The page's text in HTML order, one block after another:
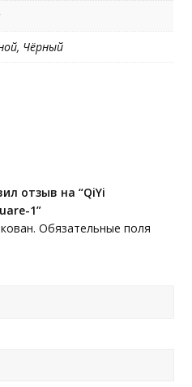
Чёрный
отзыв на “QiYi
1”
Обязательные поля